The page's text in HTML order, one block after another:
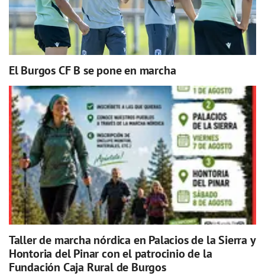
El Burgos CF B se pone en marcha
Taller de marcha nórdica en Palacios de la Sierra y
Hontoria del Pinar con el patrocinio de la
Fundación Caja Rural de Burgos